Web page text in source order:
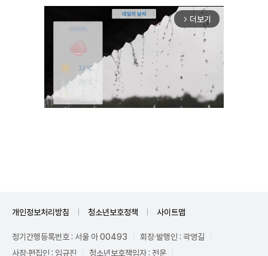
arrow_forward_ios 더보기
개인정보처리방침 청소년보호정책 사이트맵
정기간행등록번호 : 서울 아 00493
회장·발행인 : 곽영길
사장·편집인 : 임규진
청소년보호책임자 : 전운